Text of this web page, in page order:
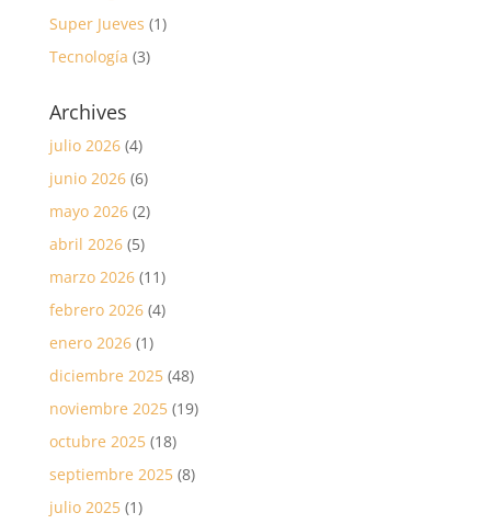
Super Jueves (1)
Tecnología (3)
Archives
julio 2026(4)
junio 2026(6)
mayo 2026(2)
abril 2026(5)
marzo 2026(11)
febrero 2026(4)
enero 2026(1)
diciembre 2025(48)
noviembre 2025(19)
octubre 2025(18)
septiembre 2025(8)
julio 2025(1)